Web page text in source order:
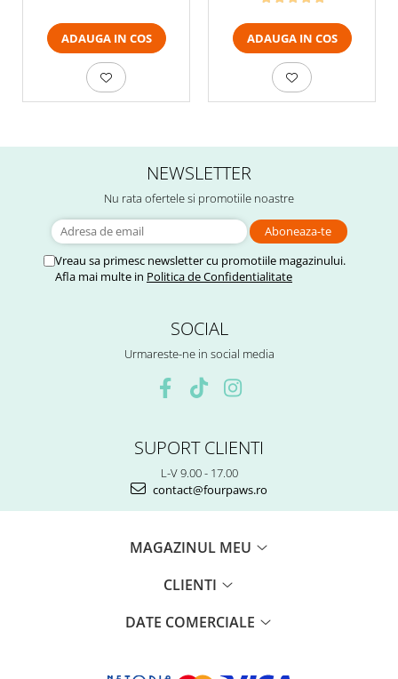
ADAUGA IN COS ADAUGA IN COS
NEWSLETTER
Nu rata ofertele si promotiile noastre
Vreau sa primesc newsletter cu promotiile magazinului.
Afla mai multe in Politica de Confidentialitate
SOCIAL
Urmareste-ne in social media
SUPORT CLIENTI
L-V 9.00 - 17.00
contact@fourpaws.ro
MAGAZINUL MEU
CLIENTI
DATE COMERCIALE